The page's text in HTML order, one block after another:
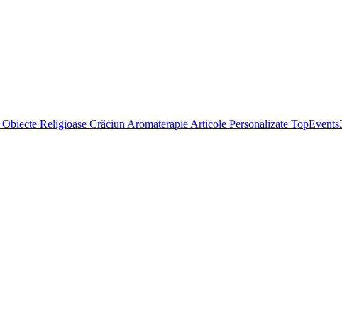
Obiecte Religioase Crăciun Aromaterapie Articole Personalizate